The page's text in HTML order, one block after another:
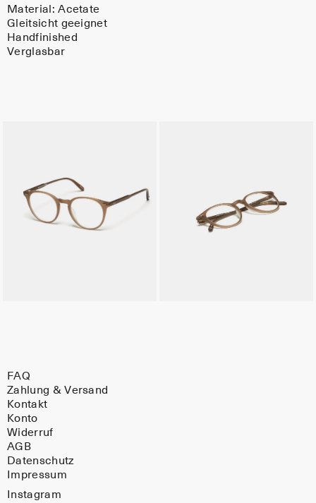
Material:Acetate
Gleitsicht geeignet
Handfinished
Verglasbar
FAQ
Zahlung & Versand
Kontakt
Konto
Widerruf
AGB
Datenschutz
Impressum
Instagram